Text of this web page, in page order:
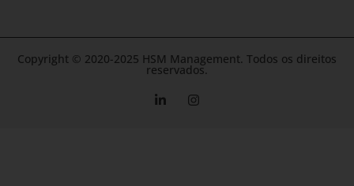
Copyright © 2020-2025 HSM Management. Todos os direitos
reservados.